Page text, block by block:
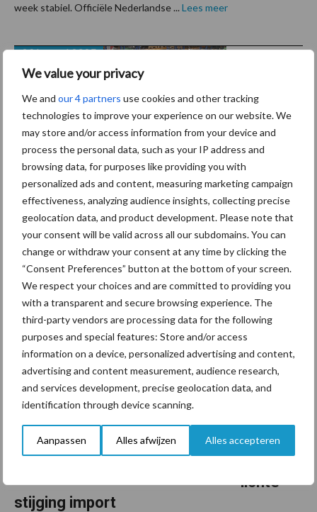
We value your privacy
We and our 4 partners use cookies and other tracking
technologies to improve your experience on our website. We
may store and/or access information from your device and
process the personal data, such as your IP address and
browsing data, for purposes like providing you with
personalized ads and content, measuring marketing campaign
effectiveness, analyzing audience insights, collecting precise
geolocation data, and product development. Please note that
your consent will be valid across all our subdomains. You can
change or withdraw your consent at any time by clicking the
“Consent Preferences” button at the bottom of your screen.
We respect your choices and are committed to providing you
with a transparent and secure browsing experience. The
third-party vendors are processing data for the following
purposes and special features: Store and/or access
information on a device, personalized advertising and content,
advertising and content measurement, audience research,
and services development, precise geolocation data, and
identification through device scanning.
Aanpassen Alles afwijzen Alles accepteren
week stabiel. Officiële Nederlandse ... Lees meer
de
fabriek
van
ZOCON
B.V. in
Joure
29 januari 2025
Op vrijdag 24 januari organiseerde ZOCON de Weeder
Experience Day. Naast presentaties van Christoffel den Herder
en Jaques van Outryve was er gelegenheid een kijkje te nemen in
de moderne productiehallen van ZOCON. ZOCON ...Lees meer
Groeien
de
export
eieren
en zuivel
in 2024,
lichte
stijging import
29 januari 2025